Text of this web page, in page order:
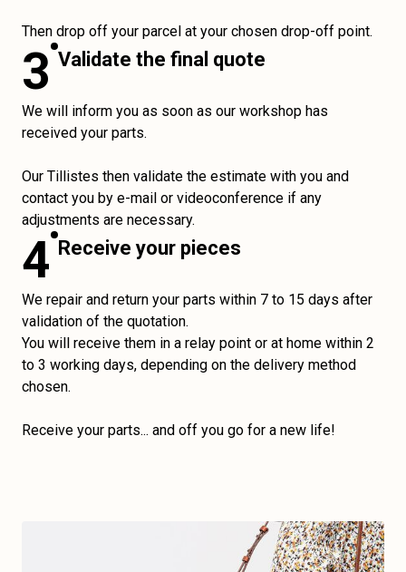
Then drop off your parcel at your chosen drop-off point.
3 Validate the final quote
We will inform you as soon as our workshop has
received your parts.
Our Tillistes then validate the estimate with you and
contact you by e-mail or videoconference if any
adjustments are necessary.
4 Receive your pieces
We repair and return your parts within 7 to 15 days after
validation of the quotation.
You will receive them in a relay point or at home within 2
to 3 working days, depending on the delivery method
chosen.
Receive your parts... and off you go for a new life!